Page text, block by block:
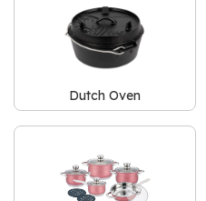
Dutch Oven